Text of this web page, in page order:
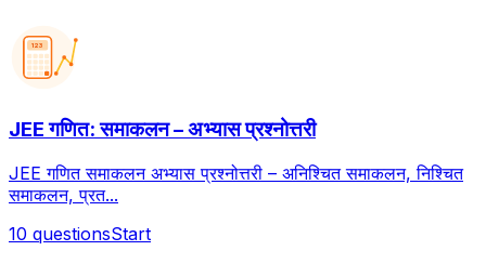
123
JEE गणित: समाकलन – अभ्यास प्रश्नोत्तरी
JEE गणित समाकलन अभ्यास प्रश्नोत्तरी – अनिश्चित समाकलन, निश्चित
समाकलन, प्रत...
10 questionsStart